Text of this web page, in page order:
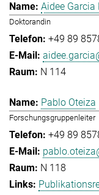
Aidee Garcia
Doktorandin
+49 89
N 114
Pablo Oteiza
Forschungsgruppenleiter
+49 89
N 118